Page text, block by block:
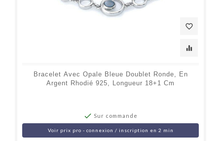
favorite_border
equalizer
Bracelet Avec Opale Bleue Doublet Ronde, En
Argent Rhodié 925, Longueur 18+1 Cm
 Sur commande
Voir prix pro - connexion / inscription en 2 min